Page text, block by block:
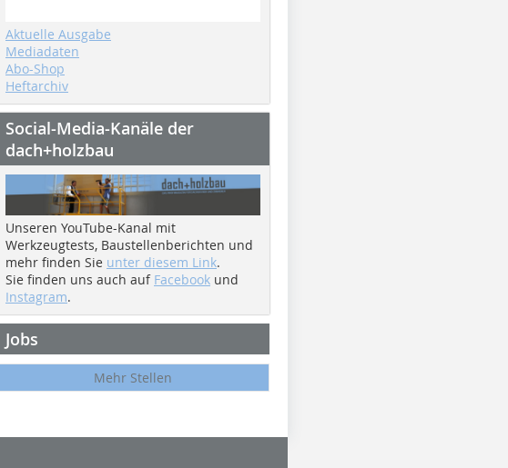
Aktuelle Ausgabe
Mediadaten
Abo-Shop
Heftarchiv
Social-Media-Kanäle der
dach+holzbau
Unseren YouTube-Kanal mit
Werkzeugtests, Baustellenberichten und
mehr finden Sie unter diesem Link.
Sie finden uns auch auf Facebook und
Instagram.
Jobs
Mehr Stellen